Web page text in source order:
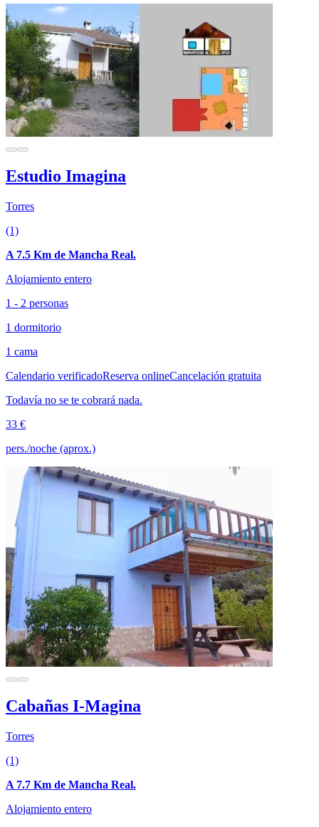
Estudio Imagina
Torres
(1)
A 7.5 Km de Mancha Real.
Alojamiento entero
1 - 2 personas
1 dormitorio
1 cama
Calendario verificadoReserva onlineCancelación gratuita
Todavía no se te cobrará nada.
33 €
pers./noche (aprox.)
Cabañas I-Magina
Torres
(1)
A 7.7 Km de Mancha Real.
Alojamiento entero